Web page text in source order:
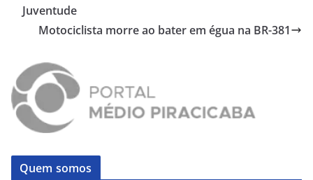
Juventude
Motociclista morre ao bater em égua na BR-381
Quem somos